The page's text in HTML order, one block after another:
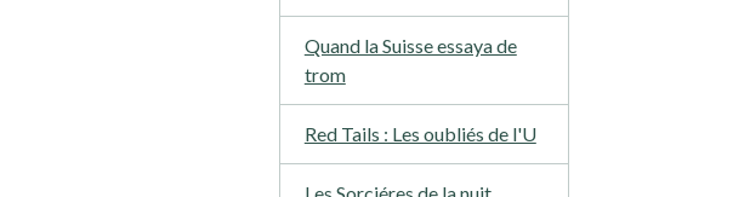
Quand la Suisse essaya de
trom
Red Tails : Les oubliés de l'U